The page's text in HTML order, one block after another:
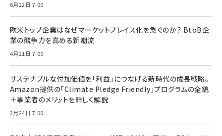
6月22日 7:00
欧米トップ企業はなぜマーケットプレイス化を急ぐのか？ BtoB企
業の競争力を高める新潮流
4月21日 7:00
サステナブルな付加価値を「利益」につなげる新時代の成長戦略。
Amazon提供の「Climate Pledge Friendly」プログラムの全貌
＋事業者のメリットを詳しく解説
2月24日 7:00